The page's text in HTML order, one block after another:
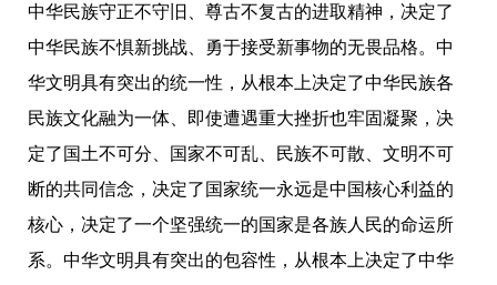
中华民族守正不守旧、尊古不复古的进取精神，决定了
中华民族不惧新挑战、勇于接受新事物的无畏品格。中
华文明具有突出的统一性，从根本上决定了中华民族各
民族文化融为一体、即使遭遇重大挫折也牢固凝聚，决
定了国土不可分、国家不可乱、民族不可散、文明不可
断的共同信念，决定了国家统一永远是中国核心利益的
核心，决定了一个坚强统一的国家是各族人民的命运所
系。中华文明具有突出的包容性，从根本上决定了中华